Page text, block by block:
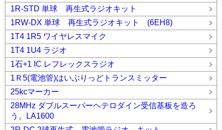
1R-STD 単球 再生式ラジオキット
1RW-DX 単球 再生式ラジオキット (6EH8)
1T4 1R5 ワイヤレスマイク
1T4 1U4 ラジオ
1石+1 IC レフレックスラジオ
1Ｒ5(電池管)はいぶりっどトランスミッター
25kcマーカー
28MHz ダブルスーパーヘテロダイン受信基板を造ろ
う。LA1600